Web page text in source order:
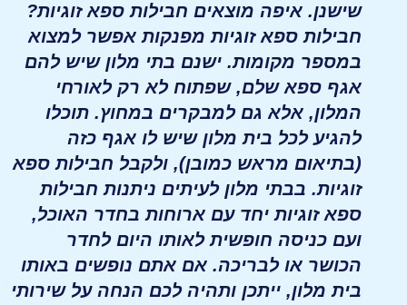
שישנן. איפה מוצאים חבילות ספא זוגיות?
חבילות ספא זוגיות מפנקות אפשר למצוא
במספר מקומות. ישנם בתי מלון שיש להם
אגף ספא שלם, שפתוח לא רק לאורחי
המלון, אלא גם למבקרים במחוץ. תוכלו
להגיע לכל בית מלון שיש לו אגף כזה
(בתיאום מראש כמובן), ולקבל חבילות ספא
זוגיות. בבתי מלון לעיתים ניתנות חבילות
ספא זוגיות יחד עם ארוחות בחדר האוכל,
ועם כניסה חופשית לאותו היום לחדר
הכושר או לבריכה. אם אתם נופשים באותו
בית מלון, ייתכן ותהיה לכם הנחה על שירותי